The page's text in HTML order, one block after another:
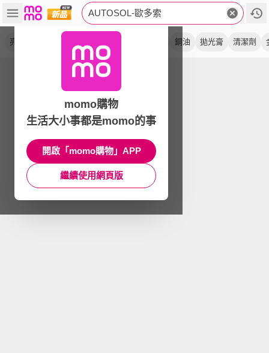
AUTOSOL-歐多索
亮光膏 銅油 拋光膏 清潔劑
momo購物
生活大小事都是momo的事
開啟「momo購物」APP
繼續使用網頁版